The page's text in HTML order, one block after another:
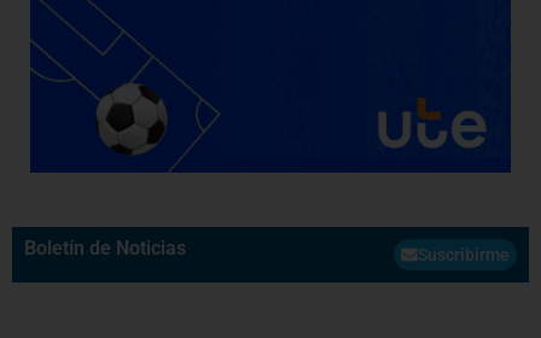
Boletín de Noticias Suscribirme